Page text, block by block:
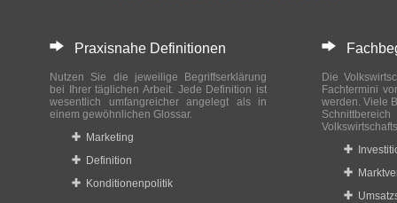
Praxisnahe Definitionen
Nutzen Sie die jeweilige Begriffserklärung
bei Ihrer täglichen Arbeit. Jede Definition ist
wesentlich umfangreicher angelegt als in
einem gewöhnlichen Glossar.
Marketing
Definition
Konditionenpolitik
Die
Fachtermini
werden. Viele